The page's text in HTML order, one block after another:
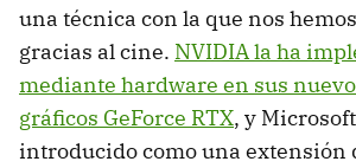
una técnica con la que nos
gracias al cine. NVIDIA la ha
mediante hardware en sus
gráficos GeForce RTX, y
introducido como una extensión